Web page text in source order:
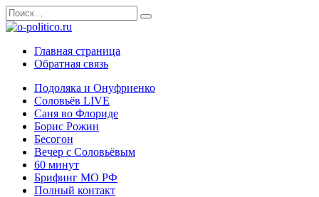
Перейти
к
содержанию
Search
for:
Главная страница
Обратная связь
Подоляка и Онуфриенко
Соловьёв LIVE
Саня во Флориде
Борис Рожин
Бесогон
Вечер с Соловьёвым
60 минут
Брифинг МО РФ
Полный контакт